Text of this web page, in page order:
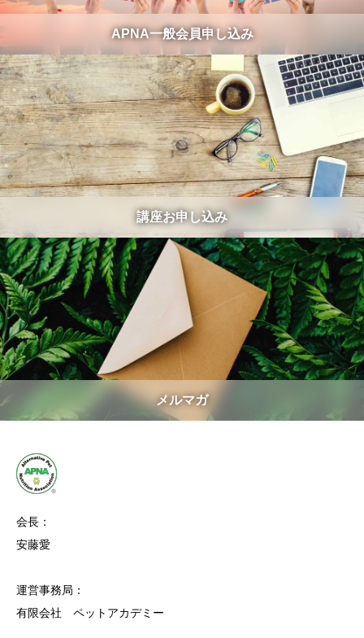
APNA一般会員申し込み
講座お申し込み
メルマガ
会長：
安藤愛
運営事務局：
有限会社 ペットアカデミー